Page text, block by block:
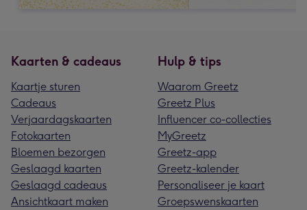
Kaarten & cadeaus
Kaartje sturen
Cadeaus
Verjaardagskaarten
Fotokaarten
Bloemen bezorgen
Geslaagd kaarten
Geslaagd cadeaus
Ansichtkaart maken
Hulp & tips
Waarom Greetz
Greetz Plus
Influencer co-collecties
MyGreetz
Greetz-app
Greetz-kalender
Personaliseer je kaart
Groepswenskaarten